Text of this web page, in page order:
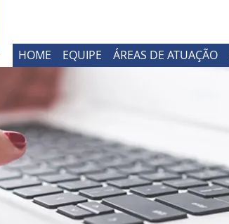
HOME EQUIPE ÁREAS DE ATUAÇÃO